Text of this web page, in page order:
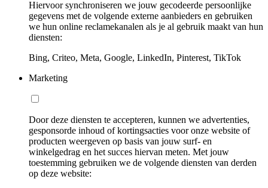
Hiervoor synchroniseren we jouw gecodeerde persoonlijke
gegevens met de volgende externe aanbieders en gebruiken
we hun online reclamekanalen als je al gebruik maakt van hun
diensten:
Bing, Criteo, Meta, Google, LinkedIn, Pinterest, TikTok
Marketing
Door deze diensten te accepteren, kunnen we advertenties,
gesponsorde inhoud of kortingsacties voor onze website of
producten weergeven op basis van jouw surf- en
winkelgedrag en het succes hiervan meten. Met jouw
toestemming gebruiken we de volgende diensten van derden
op deze website: